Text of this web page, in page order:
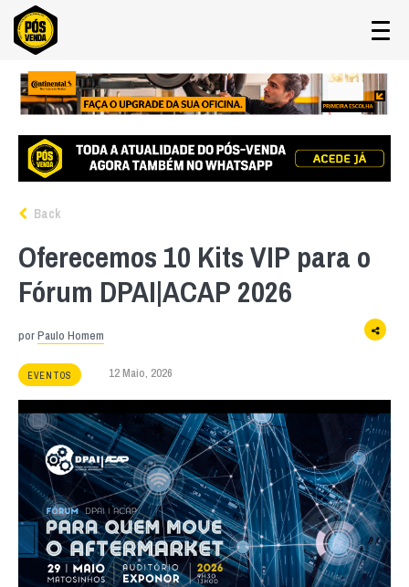
Back
Oferecemos 10 Kits VIP para o
Fórum DPAI|ACAP 2026
porPaulo Homem
EVENTOS 12 Maio, 2026